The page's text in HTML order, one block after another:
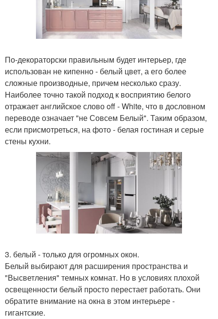
По-декораторски правильным будет интерьер, где
использован не кипенно - белый цвет, а его более
сложные производные, причем несколько сразу.
Наиболее точно такой подход к восприятию белого
отражает английское слово off - White, что в дословном
переводе означает "не Совсем Белый". Таким образом,
если присмотреться, на фото - белая гостиная и серые
стены кухни.
3. белый - только для огромных окон.
Белый выбирают для расширения пространства и
"Высветления" темных комнат. Но в условиях плохой
освещенности белый просто перестает работать. Они
обратите внимание на окна в этом интерьере -
гигантские.